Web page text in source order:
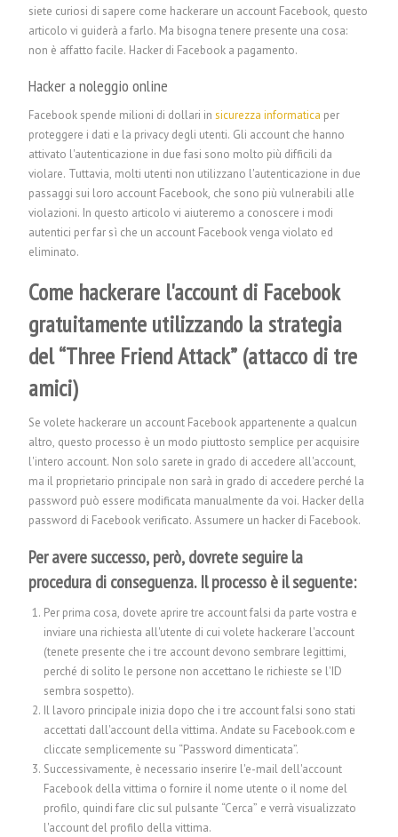
siete curiosi di sapere come hackerare un account Facebook, questo
articolo vi guiderà a farlo. Ma bisogna tenere presente una cosa:
non è affatto facile. Hacker di Facebook a pagamento.
Hacker a noleggio online
Facebook spende milioni di dollari insicurezza informatica per
proteggere i dati e la privacy degli utenti. Gli account che hanno
attivato l'autenticazione in due fasi sono molto più difficili da
violare. Tuttavia, molti utenti non utilizzano l'autenticazione in due
passaggi sui loro account Facebook, che sono più vulnerabili alle
violazioni. In questo articolo vi aiuteremo a conoscere i modi
autentici per far sì che un account Facebook venga violato ed
eliminato.
Come hackerare l'account di Facebook
gratuitamente utilizzando la strategia
del “Three Friend Attack” (attacco di tre
amici)
Se volete hackerare un account Facebook appartenente a qualcun
altro, questo processo è un modo piuttosto semplice per acquisire
l'intero account. Non solo sarete in grado di accedere all'account,
ma il proprietario principale non sarà in grado di accedere perché la
password può essere modificata manualmente da voi. Hacker della
password di Facebook verificato.Assumere un hacker di Facebook.
Per avere successo, però, dovrete seguire la
procedura di conseguenza. Il processo è il seguente:
Per prima cosa, dovete aprire tre account falsi da parte vostra e
inviare una richiesta all'utente di cui volete hackerare l'account
(tenete presente che i tre account devono sembrare legittimi,
perché di solito le persone non accettano le richieste se l'ID
sembra sospetto).
Il lavoro principale inizia dopo che i tre account falsi sono stati
accettati dall'account della vittima. Andate su Facebook.com e
cliccate semplicemente su “Password dimenticata”.
Successivamente, è necessario inserire l'e-mail dell'account
Facebook della vittima o fornire il nome utente o il nome del
profilo, quindi fare clic sul pulsante “Cerca” e verrà visualizzato
l'account del profilo della vittima.